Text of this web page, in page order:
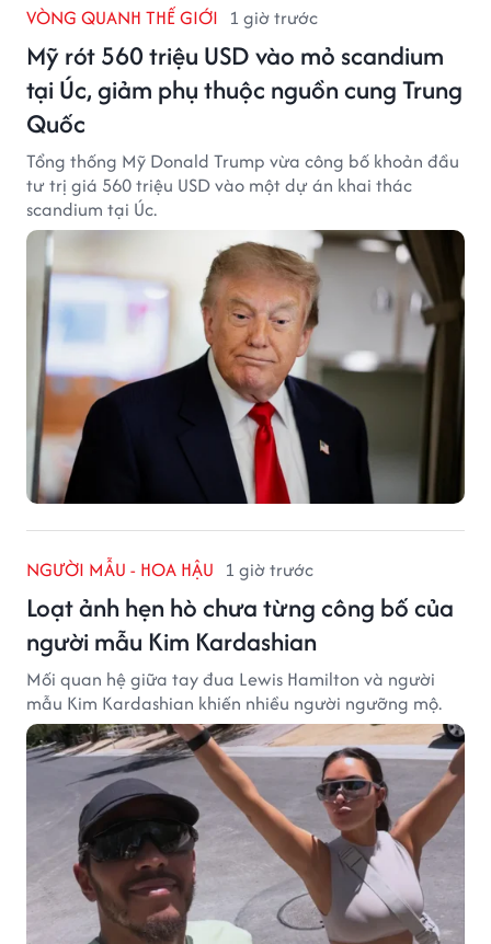
VÒNG QUANH THẾ GIỚI 1 giờ trước
Mỹ rót 560 triệu USD vào mỏ scandium
tại Úc, giảm phụ thuộc nguồn cung Trung
Quốc
Tổng thống Mỹ Donald Trump vừa công bố khoản đầu
tư trị giá 560 triệu USD vào một dự án khai thác
scandium tại Úc.
NGƯỜI MẪU - HOA HẬU 1 giờ trước
Loạt ảnh hẹn hò chưa từng công bố của
người mẫu Kim Kardashian
Mối quan hệ giữa tay đua Lewis Hamilton và người
mẫu Kim Kardashian khiến nhiều người ngưỡng mộ.